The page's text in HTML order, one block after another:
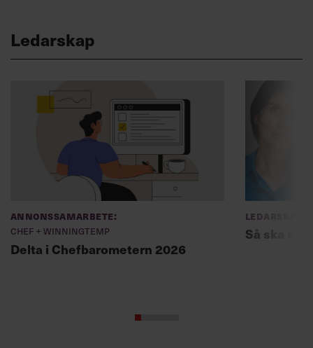
Ledarskap
Annonssamarbete:
Chef + Winningtemp
Delta i Chefbarometern 2026
Ledarskap
Så ska en